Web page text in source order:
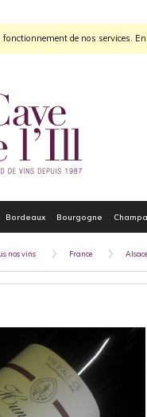
fonctionnement de nos services.
Bordeaux Bourgogne
nos vins France Alsace